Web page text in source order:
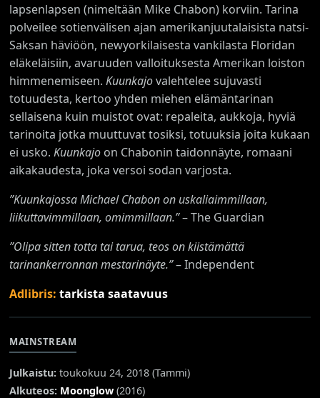
lapsenlapsen (nimeltään Mike Chabon) korviin. Tarina
polveilee sotienvälisen ajan amerikanjuutalaisista natsi-
Saksan häviöön, newyorkilaisesta vankilasta Floridan
eläkeläisiin, avaruuden valloituksesta Amerikan loiston
himmenemiseen.Kuunkajovalehtelee sujuvasti
totuudesta, kertoo yhden miehen elämäntarinan
sellaisena kuin muistot ovat: repaleita, aukkoja, hyviä
tarinoita jotka muuttuvat tosiksi, totuuksia joita kukaan
ei usko.Kuunkajo on Chabonin taidonnäyte, romaani
aikakaudesta, joka versoi sodan varjosta.
”Kuunkajossa Michael Chabon on uskaliaimmillaan,
liikuttavimmillaan, omimmillaan.”– The Guardian
”Olipa sitten totta tai tarua, teos on kiistämättä
tarinankerronnan mestarinäyte.”– Independent
Adlibris:tarkista saatavuus
MAINSTREAM
Julkaistu: toukokuu 24, 2018 (Tammi)
Alkuteos: Moonglow (2016)